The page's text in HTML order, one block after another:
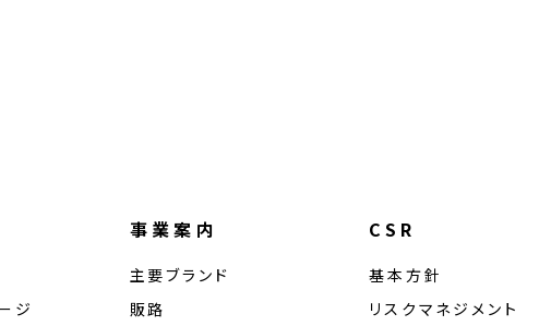
ジ
事業案内
主要ブランド
販路
CSR
基本方針
リスクマネジメント